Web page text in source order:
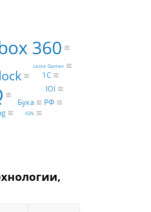
360
Бука РФ
IOI
1С
Lesta Games
IGN